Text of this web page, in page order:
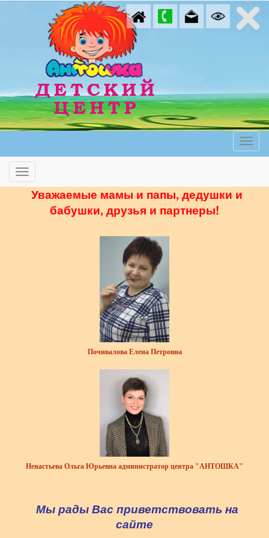
Уважаемые мамы и папы, дедушки и
бабушки, друзья и партнеры!
Почивалова Елена Петровна
Ненастьева Ольга Юрьевна администратор центра "АНТОШКА"
Мы рады Вас приветствовать на
сайте